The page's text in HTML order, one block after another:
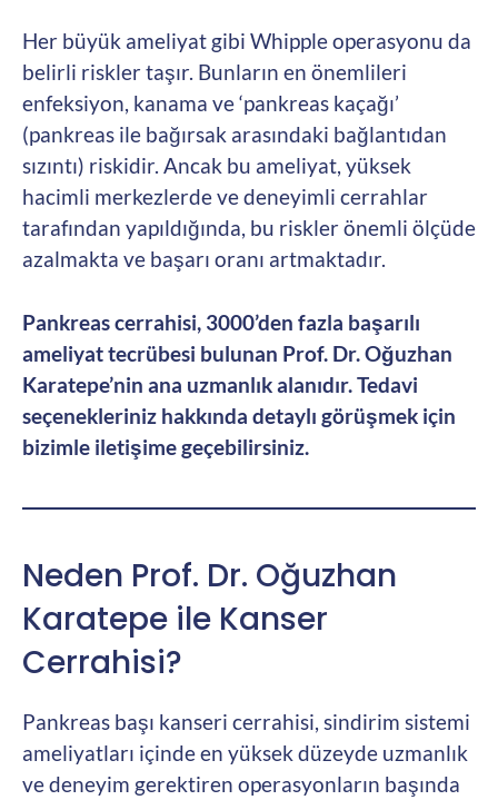
Her büyük ameliyat gibi Whipple operasyonu da
belirli riskler taşır. Bunların en önemlileri
enfeksiyon, kanama ve ‘pankreas kaçağı’
(pankreas ile bağırsak arasındaki bağlantıdan
sızıntı) riskidir. Ancak bu ameliyat, yüksek
hacimli merkezlerde ve deneyimli cerrahlar
tarafından yapıldığında, bu riskler önemli ölçüde
azalmakta ve başarı oranı artmaktadır.
Pankreas cerrahisi, 3000’den fazla başarılı
ameliyat tecrübesi bulunan Prof. Dr. Oğuzhan
Karatepe’nin ana uzmanlık alanıdır. Tedavi
seçenekleriniz hakkında detaylı görüşmek için
bizimle iletişime geçebilirsiniz.
Neden Prof. Dr. Oğuzhan
Karatepe ile Kanser
Cerrahisi?
Pankreas başı kanseri cerrahisi, sindirim sistemi
ameliyatları içinde en yüksek düzeyde uzmanlık
ve deneyim gerektiren operasyonların başında